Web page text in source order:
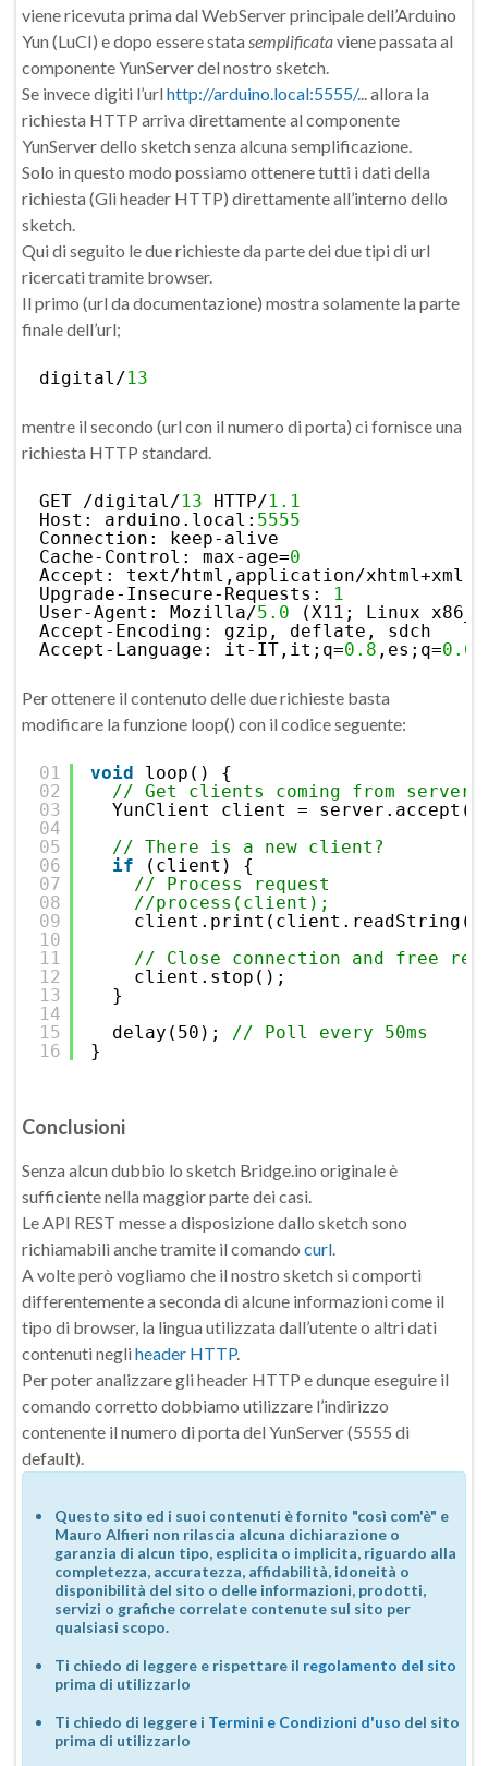
viene ricevuta prima dal WebServer principale dell’Arduino
Yun (LuCI) e dopo essere stata semplificataviene passata al
componente YunServer del nostro sketch.
Se invece digiti l’url http://arduino.local:5555/. .. allora la
richiesta HTTP arriva direttamente al componente
YunServer dello sketch senza alcuna semplificazione.
Solo in questo modo possiamo ottenere tutti i dati della
richiesta (Gli header HTTP) direttamente all’interno dello
sketch.
Qui di seguito le due richieste da parte dei due tipi di url
ricercati tramite browser.
Il primo (url da documentazione) mostra solamente la parte
finale dell’url;
digital/13
mentre il secondo (url con il numero di porta) ci fornisce una
richiesta HTTP standard.
GET /digital/13 HTTP/1.1
Host: arduino.local: 5555
Connection: keep-alive
Cache-Control: max-age=0
Accept: text/html,application/
Upgrade-Insecure-Requests:
1
User-Agent: Mozilla/5.0
(X11; Linux
Accept-Encoding: gzip, deflate, sdch
Accept-Language: it-IT,it;q=0.8 ,es;q=0.6
Per ottenere il contenuto delle due richieste basta
modificare la funzione loop() con il codice seguente:
01
02
03
04
05
06
07
08
09
10
11
12
13
14
15
16
void
loop() {
// Get clients coming from server
YunClient client =
// There is a new client?
if
(client) {
// Process request
//process(client);
// Close connection and free
client.stop();
}
delay(50);
// Poll every 50ms
}
Conclusioni
Senza alcun dubbio lo sketch Bridge.ino originale è
sufficiente nella maggior parte dei casi.
Le API REST messe a disposizione dallo sketch sono
richiamabili anche tramite il comando curl
A volte però vogliamo che il nostro sketch si comporti
differentemente a seconda di alcune informazioni come il
tipo di browser, la lingua utilizzata dall’utente o altri dati
contenuti negli header HTTP.
Per poter analizzare gli header HTTP e dunque eseguire il
comando corretto dobbiamo utilizzare l’indirizzo
contenente il numero di porta del YunServer (5555 di
default).
Questo sito ed i suoi contenuti è fornito "così com'è" e
Mauro Alfieri non rilascia alcuna dichiarazione o
garanzia di alcun tipo, esplicita o implicita, riguardo alla
completezza, accuratezza, affidabilità, idoneità o
disponibilità del sito o delle informazioni, prodotti,
servizi o grafiche correlate contenute sul sito per
qualsiasi scopo.
Ti chiedo di leggere e rispettare il regolamento del sito
prima di utilizzarlo
Ti chiedo di leggere i Termini e Condizioni d'uso del sito
prima di utilizzarlo